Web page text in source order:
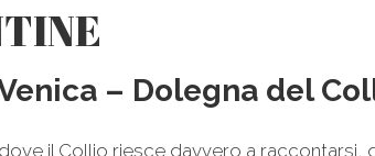
– Dolegna del
dove il Collio riesce davvero a